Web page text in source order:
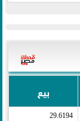
بيع
29.6194